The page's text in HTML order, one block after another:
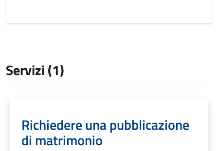
Servizi (1)
Richiedere una pubblicazione
di matrimonio